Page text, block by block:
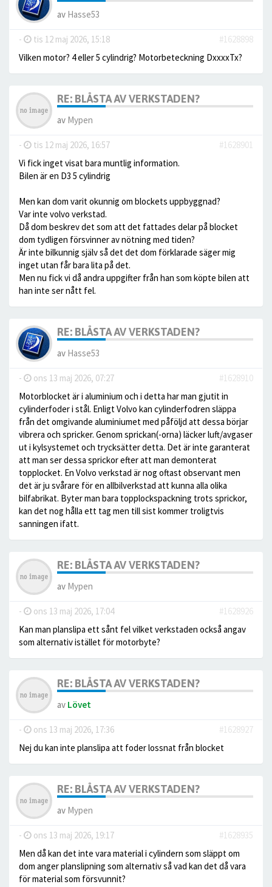
av Hasse53
- tis 12 maj 2026, 15:18
#1628898
Vilken motor? 4 eller 5 cylindrig? Motorbeteckning DxxxxTx?
RE: BLÅSTA AV VERKSTADEN?
av Mypen
- tis 12 maj 2026, 16:57
#1628901
Vi fick inget visat bara muntlig information.
Bilen är en D3 5 cylindrig
Men kan dom varit okunnig om blockets uppbyggnad?
Var inte volvo verkstad.
Då dom beskrev det som att det fattades delar på blocket
dom tydligen försvinner av nötning med tiden?
Är inte bilkunnig själv så det det dom förklarade säger mig
inget utan får bara lita på det.
Men nu fick vi då andra uppgifter från han som köpte bilen att
han inte ser nått fel.
RE: BLÅSTA AV VERKSTADEN?
av Hasse53
- ons 13 maj 2026, 07:27
#1628910
Motorblocket är i aluminium och i detta har man gjutit in
cylinderfoder i stål. Enligt Volvo kan cylinderfodren släppa
från det omgivande aluminiumet med påföljd att dessa börjar
vibrera och spricker. Genom sprickan(-orna) läcker luft/avgaser
ut i kylsystemet och trycksätter detta. Det är inte garanterat
att man ser dessa sprickor efter att man demonterat
topplocket. En Volvo verkstad är nog oftast observant men
det är ju svårare för en allbilverkstad att kunna alla olika
bilfabrikat. Byter man bara topplockspackning trots sprickor,
kan det nog hålla ett tag men till sist kommer troligtvis
sanningen ifatt.
RE: BLÅSTA AV VERKSTADEN?
av Mypen
- ons 13 maj 2026, 17:04
#1628926
Kan man planslipa ett sånt fel vilket verkstaden också angav
som alternativ istället för motorbyte?
RE: BLÅSTA AV VERKSTADEN?
av Lövet
- ons 13 maj 2026, 17:36
#1628927
Nej du kan inte planslipa att foder lossnat från blocket
RE: BLÅSTA AV VERKSTADEN?
av Mypen
- ons 13 maj 2026, 19:17
#1628935
Men då kan det inte vara material i cylindern som släppt om
dom anger planslipning som alternativ så vad kan det då vara
för material som försvunnit?